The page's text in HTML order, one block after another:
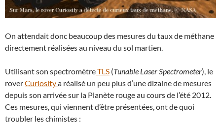
On attendait donc beaucoup des mesures du taux de méthane
directement réalisées au niveau du sol martien.
Utilisant son spectromètreTLS (Tunable Laser Spectrometer), le
roverCuriositya réalisé un peu plus d’une dizaine de mesures
depuis son arrivée sur la Planète rouge au cours de l’été 2012.
Ces mesures, qui viennent d’être présentées, ont de quoi
troubler les chimistes :